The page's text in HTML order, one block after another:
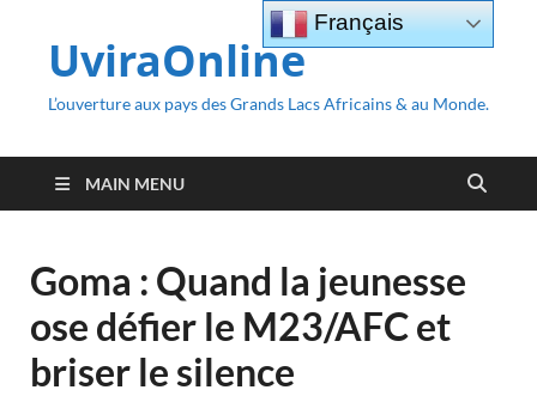
UviraOnline
L’ouverture aux pays des Grands Lacs Africains & au Monde.
MAIN MENU
Goma : Quand la jeunesse
ose défier le M23/AFC et
briser le silence
Français